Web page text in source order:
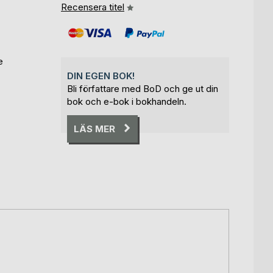
Recensera titel
DIN EGEN BOK!
Bli författare med BoD och ge ut din
bok och e-bok i bokhandeln.
LÄS MER